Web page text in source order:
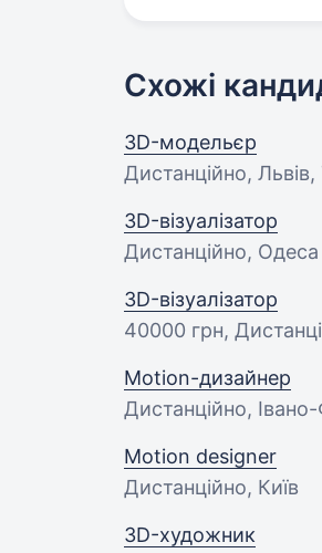
Схожі
3D-модельєр
Дистанційно, Львів,
3D-візуалізатор
Дистанційно, Одеса
3D-візуалізатор
40000 грн,
Motion-дизайнер
Дистанційно,
Motion designer
Дистанційно, Київ
3D-художник